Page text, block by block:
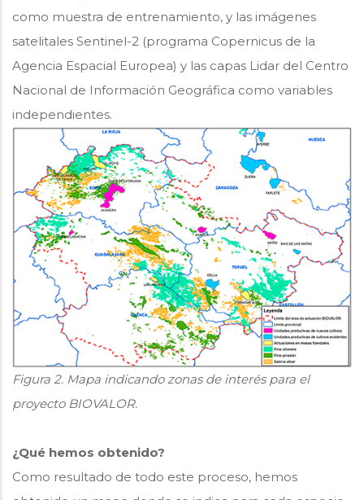
como muestra de entrenamiento, y las imágenes
satelitales Sentinel-2 (programa Copernicus de la
Agencia Espacial Europea) y las capas Lidar del Centro
Nacional de Información Geográfica como variables
independientes.
Figura 2. Mapa indicando zonas de interés para el
proyecto BIOVALOR.
¿Qué hemos obtenido?
Como resultado de todo este proceso, hemos